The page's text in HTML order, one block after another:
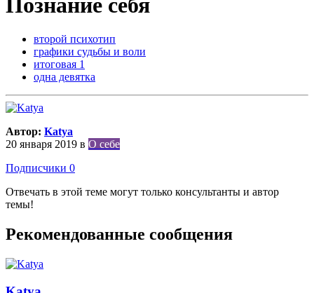
второй психотип
графики судьбы и воли
итоговая 1
одна девятка
Автор: Katya
20 января 2019 в О себе
Подписчики 0
Отвечать в этой теме могут только консультанты и автор
темы!
Рекомендованные сообщения